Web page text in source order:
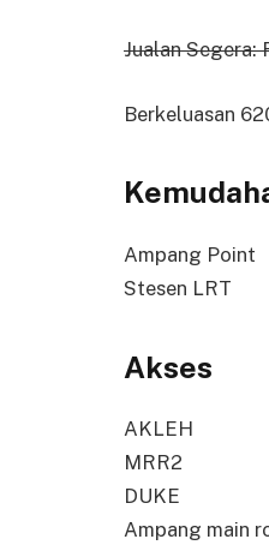
Jualan
Berkeluasan
Ampang Point
Stesen LRT
Akses
AKLEH
MRR2
DUKE
Ampang main